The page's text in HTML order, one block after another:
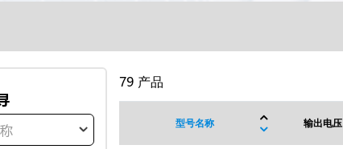
79 产品
型号名称 输出电压